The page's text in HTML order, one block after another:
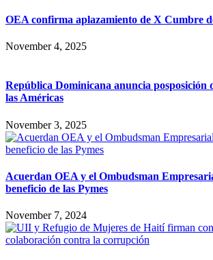
OEA confirma aplazamiento de X Cumbre
November 4, 2025
República Dominicana anuncia posposición
las Américas
November 3, 2025
Acuerdan OEA y el Ombudsman
beneficio de las Pymes
November 7, 2024